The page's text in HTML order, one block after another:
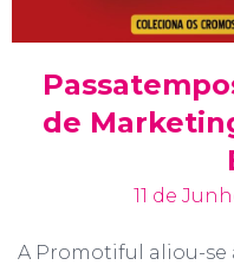
de
11 de
A Promotiful aliou-se